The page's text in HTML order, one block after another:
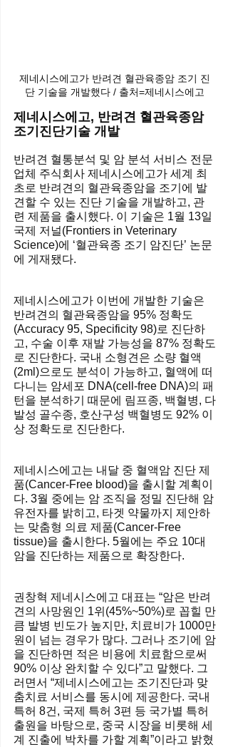
제네시스에고가 반려견 혈관육종암 조기 진
단 기술을 개발했다 / 출처=제네시스에고
제네시스에고, 반려견 혈관육종암
조기진단기술 개발
반려견 혈통분석 및 암 분석 서비스 전문
업체 주식회사 제네시스에고가 세계 최
초로 반려견의 혈관육종암을 조기에 발
견할 수 있는 진단 기술을 개발하고, 관
련 제품을 출시했다. 이 기술은 1월 13일
국제 저널(Frontiers in Veterinary
Science)에 ‘혈관육종 조기 암진단’ 논문
에 게재됐다.
제네시스에고가 이번에 개발한 기술은
반려견의 혈관육종암을 95% 정확도
(Accuracy 95, Specificity 98)로 진단하
고, 수술 이후 재발 가능성을 87% 정확도
로 진단한다. 국내 소형견은 소량 혈액
(2ml)으로도 분석이 가능하고, 혈액에 떠
다니는 암세포 DNA(cell-free DNA)의 패
턴을 분석하기 때문에 림프종, 백혈병, 다
발성 골수종, 호산구성 백혈병도 92% 이
상 정확도로 진단한다.
제네시스에고는 내달 중 혈액암 진단 제
품(Cancer-Free blood)을 출시할 계획이
다. 3월 중에는 암 조직을 정밀 진단해 암
유전자를 밝히고, 타겟 약물까지 제안하
는 맞춤형 의료 제품(Cancer-Free
tissue)을 출시한다. 5월에는 주요 10대
암을 진단하는 제품으로 확장한다.
권창혁 제네시스에고 대표는 “암은 반려
견의 사망원인 1위(45%~50%)로 꼽힐 만
큼 발병 빈도가 높지만, 치료비가 1000만
원이 넘는 경우가 많다. 그러나 조기에 암
을 진단하면 적은 비용에 치료함으로써
90% 이상 완치할 수 있다”고 말했다. 그
러면서 “제네시스에고는 조기진단과 맞
춤치료 서비스를 동시에 제공한다. 국내
특허 8건, 국제 특허 3편 등 국가별 특허
출원을 바탕으로, 중국 시장을 비롯해 세
계 진출에 박차를 가할 계획”이라고 밝혔